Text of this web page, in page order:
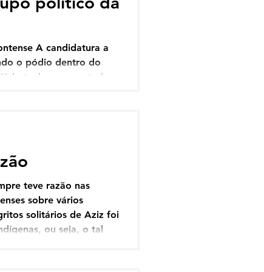
A candidatura a
o pódio dentro do
tenha apresentado
teve razão nas
sobre vários
solitários de Aziz foi
ou seja, o tal